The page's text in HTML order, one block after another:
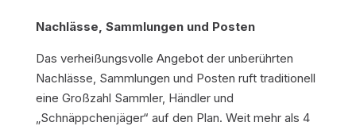
Nachlässe, Sammlungen und Posten
Das verheißungsvolle Angebot der unberührten
Nachlässe, Sammlungen und Posten ruft traditionell
eine Großzahl Sammler, Händler und
„Schnäppchenjäger“ auf den Plan. Weit mehr als 4